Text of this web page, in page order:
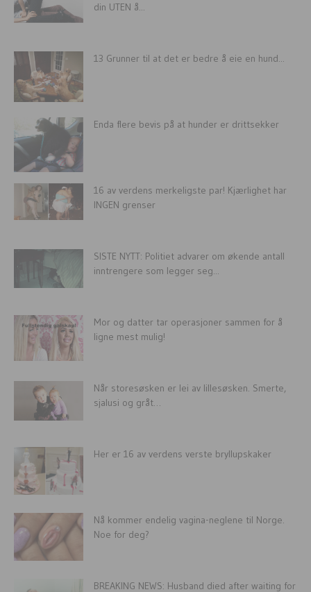
din UTEN å...
13 Grunner til at det er bedre å eie en hund...
Enda flere bevis på at hunder er drittsekker
16 av verdens merkeligste par! Kjærlighet har
INGEN grenser
SISTE NYTT: Politiet advarer om økende antall
inntrengere som legger seg...
Mor og datter tar operasjoner sammen for å
ligne mest mulig!
Når storesøsken er lei av lillesøsken. Smerte,
sjalusi og gråt…
Her er 16 av verdens verste bryllupskaker
Nå kommer endelig vagina-neglene til Norge.
Noe for deg?
BREAKING NEWS: Husband died after waiting for